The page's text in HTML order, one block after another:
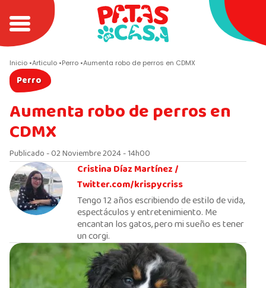
Inicio Articulo Perro Aumenta robo de perros en CDMX
Perro
Aumenta robo de perros en
CDMX
Publicado - 02 Noviembre 2024 - 14h00
Cristina Díaz Martínez /
Twitter.com/krispycriss
Tengo 12 años escribiendo de estilo de vida,
espectáculos y entretenimiento. Me
encantan los gatos, pero mi sueño es tener
un corgi.